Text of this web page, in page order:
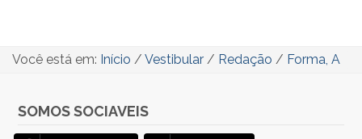
Você está em: Início / Vestibular / Redação / Forma, A
SOMOS SOCIAVEIS